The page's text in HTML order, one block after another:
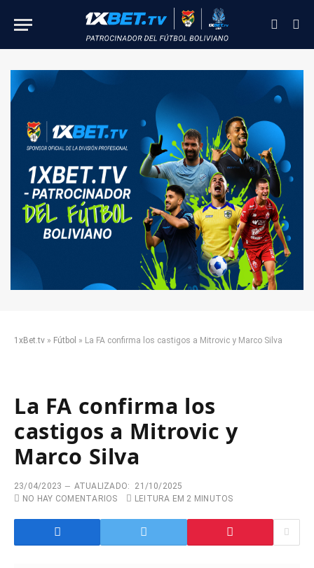
1xBet.tv » Fútbol » La FA confirma los castigos a Mitrovic y Marco Silva
La FA confirma los
castigos a Mitrovic y
Marco Silva
23/04/2023 ATUALIZADO:
21/10/2025
NO HAY COMENTARIOS
LEITURA EM 2 MINUTOS